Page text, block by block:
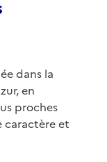
dans la
en
proches
caractère et